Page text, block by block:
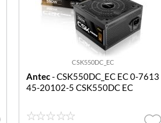
CSK550DC_EC
Antec- CSK550DC_EC EC 0-7613
45-20102-5 CSK550DC EC